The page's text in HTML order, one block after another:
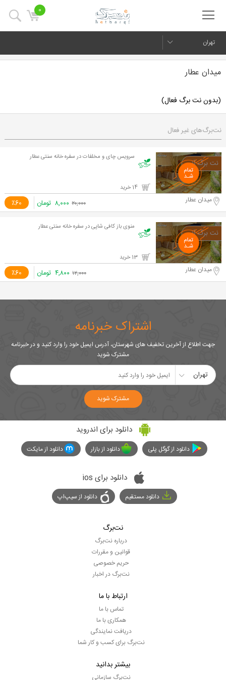
0
تهران
میدان عطار
(بدون نت برگ فعال)
نت‌برگ‌های غیر فعال
سرویس چای و مخلفات در سفره خانه سنتی عطار
٪60 میدان عطار ۲۰,۰۰۰ ۸,۰۰۰ تومان
منوی باز کافی شاپی در سفره خانه سنتی عطار
٪60 میدان عطار ۱۲,۰۰۰ ۴,۸۰۰ تومان
اشتراک خبرنامه
جهت اطلاع از آخرین تخفیف های شهرستان، آدرس ایمیل خود را وارد کنید و در خبرنامه
مشترک شوید
تهران
مشترک شوید
دانلود برای اندروید
دانلود از گوگل پلی دانلود از بازار دانلود از مایکت
دانلود برای ios
دانلود مستقیم دانلود از سیپ‌اپ
نت‌برگ
درباره نت‌برگ
قوانین و مقررات
حریم خصوصی
نت‌برگ در اخبار
ارتباط با ما
تماس با ما
همکاری با ما
دریافت نمایندگی
نت‌برگ برای کسب و کار شما
بیشتر بدانید
نت‌برگ سازمانی